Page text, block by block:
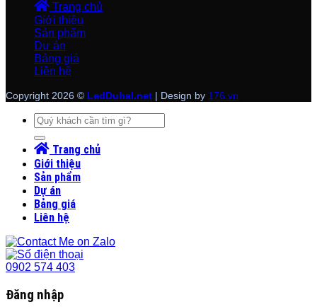
Trang chủ
Giới thiệu
Sản phẩm
Dự án
Bảng giá
Liên hệ
Copyright 2026 © LedDuhal.net | Design by 176.vn
Tìm
kiếm:
Trang chủ
Giới thiệu
Sản phẩm
Dự án
Bảng giá
Liên hệ
0902 574 403
Đăng nhập